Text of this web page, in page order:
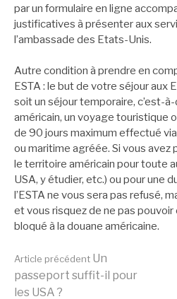
par un formulaire en ligne
justificatives à présenter aux
l’ambassade des Etats-Unis.
Autre condition à prendre en
ESTA : le but de votre séjour aux
soit un séjour temporaire, c’est-
américain, un voyage touristique
de 90 jours maximum effectué
ou maritime agréée. Si vous
le territoire américain pour toute
USA, y étudier, etc.) ou pour une
l’ESTA ne vous sera pas refusé,
et vous risquez de ne pas pouvoir
bloqué à la douane américaine.
Lire
Article précédent Un
passeport suffit-il pour
les USA ?